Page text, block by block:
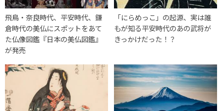
飛鳥・奈良時代、平安時代、鎌
倉時代の美仏にスポットをあて
た仏像図鑑『日本の美仏図鑑』
が発売
「にらめっこ」の起源、実は誰
もが知る平安時代のあの武将が
きっかけだった！？